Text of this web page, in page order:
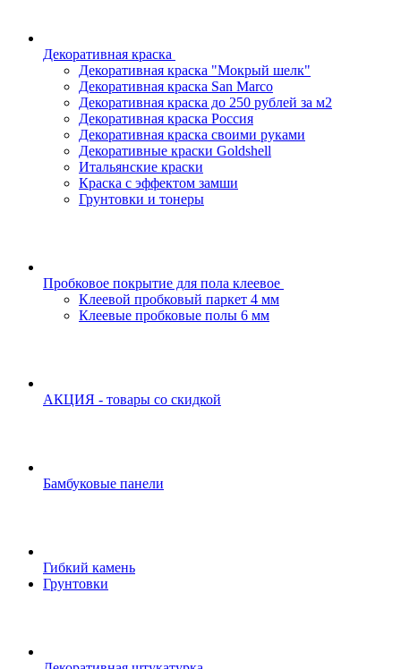
Декоративная краска
Декоративная краска "Мокрый шелк"
Декоративная краска San Marco
Декоративная краска до 250 рублей за м2
Декоративная краска Россия
Декоративная краска своими руками
Декоративные краски Goldshell
Итальянские краски
Краска с эффектом замши
Грунтовки и тонеры
Пробковое покрытие для пола клеевое
Клеевой пробковый паркет 4 мм
Клеевые пробковые полы 6 мм
АКЦИЯ - товары со скидкой
Бамбуковые панели
Гибкий камень
Грунтовки